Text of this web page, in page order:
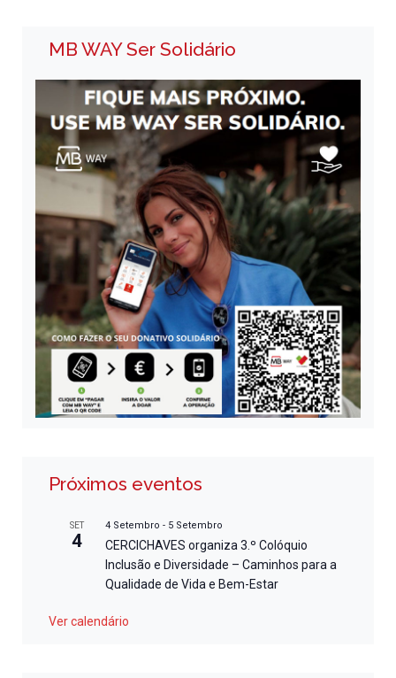
MB WAY Ser Solidário
Próximos eventos
SET
4
4 Setembro - 5 Setembro
CERCICHAVES organiza 3.º Colóquio
Inclusão e Diversidade – Caminhos para a
Qualidade de Vida e Bem-Estar
Ver calendário